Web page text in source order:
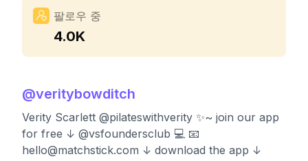
팔로우 중
4.0K
@veritybowditch
Verity Scarlett @pilateswithverity ✨~ join our app
for free ↓ @vsfoundersclub 💻 📧
hello@matchstick.com ↓ download the app ↓